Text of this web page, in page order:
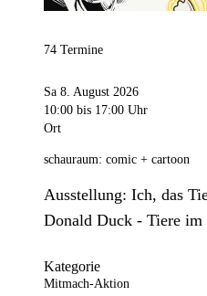
74 Termine
Sa 8. August 2026
10:00 bis 17:00 Uhr
Ort
schauraum: comic + cartoon
Ausstellung: Ich, das
Donald Duck - Tiere im
Kategorie
Mitmach-Aktion